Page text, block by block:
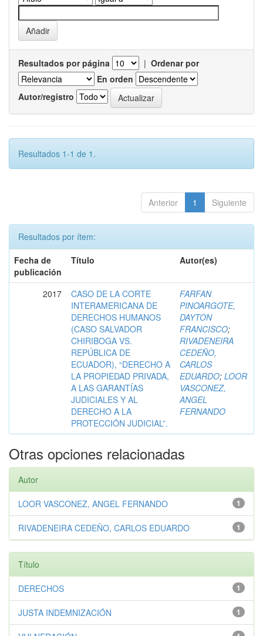
Resultados por página | Ordenar por
En orden
Autor/registro
Resultados 1-1 de 1.
Anterior 1 Siguiente
Resultados por ítem:
Fecha de
publicación
Título Autor(es)
2017
CASO DE LA CORTE
INTERAMERICANA DE
DERECHOS HUMANOS
(CASO SALVADOR
CHIRIBOGA VS.
REPÚBLICA DE
ECUADOR), “DERECHO A
LA PROPIEDAD PRIVADA,
A LAS GARANTÍAS
JUDICIALES Y AL
DERECHO A LA
PROTECCIÓN JUDICIAL”.
FARFAN
PINOARGOTE,
DAYTON
FRANCISCO;
RIVADENEIRA
CEDEÑO,
CARLOS
EDUARDO; LOOR
VASCONEZ,
ANGEL
FERNANDO
Otras opciones relacionadas
Autor
1
LOOR VASCONEZ, ANGEL FERNANDO
1
RIVADENEIRA CEDEÑO, CARLOS EDUARDO
Título
1
DERECHOS
1
JUSTA INDEMNIZACIÓN